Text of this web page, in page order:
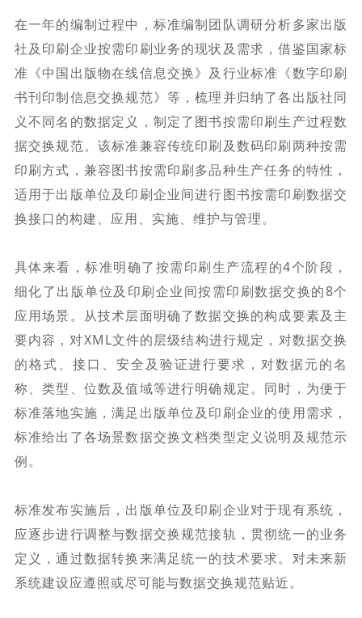
在一年的编制过程中，标准编制团队调研分析多家出版
社及印刷企业按需印刷业务的现状及需求，借鉴国家标
准《中国出版物在线信息交换》及行业标准《数字印刷
书刊印制信息交换规范》等，梳理并归纳了各出版社同
义不同名的数据定义，制定了图书按需印刷生产过程数
据交换规范。该标准兼容传统印刷及数码印刷两种按需
印刷方式，兼容图书按需印刷多品种生产任务的特性，
适用于出版单位及印刷企业间进行图书按需印刷数据交
换接口的构建、应用、实施、维护与管理。
具体来看，标准明确了按需印刷生产流程的4个阶段，
细化了出版单位及印刷企业间按需印刷数据交换的8个
应用场景。从技术层面明确了数据交换的构成要素及主
要内容，对XML文件的层级结构进行规定，对数据交换
的格式、接口、安全及验证进行要求，对数据元的名
称、类型、位数及值域等进行明确规定。同时，为便于
标准落地实施，满足出版单位及印刷企业的使用需求，
标准给出了各场景数据交换文档类型定义说明及规范示
例。
标准发布实施后，出版单位及印刷企业对于现有系统，
应逐步进行调整与数据交换规范接轨，贯彻统一的业务
定义，通过数据转换来满足统一的技术要求。对未来新
系统建设应遵照或尽可能与数据交换规范贴近。